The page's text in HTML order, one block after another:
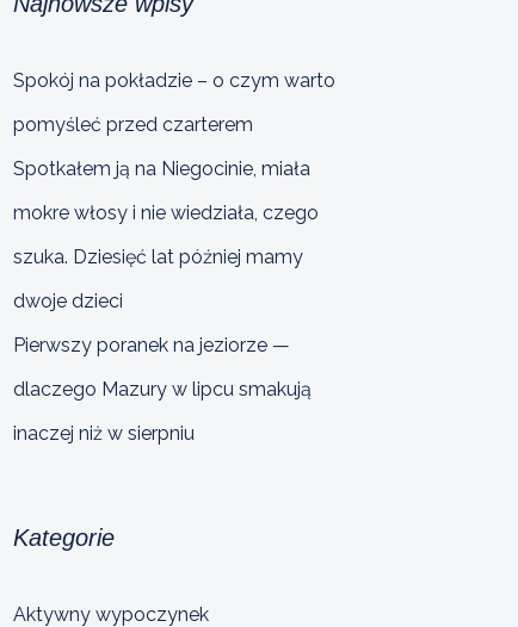
Spokój na pokładzie – o czym warto
pomyśleć przed czarterem
Spotkałem ją na Niegocinie, miała
mokre włosy i nie wiedziała, czego
szuka. Dziesięć lat później mamy
dwoje dzieci
Pierwszy poranek na jeziorze —
dlaczego Mazury w lipcu smakują
inaczej niż w sierpniu
Kategorie
Aktywny wypoczynek